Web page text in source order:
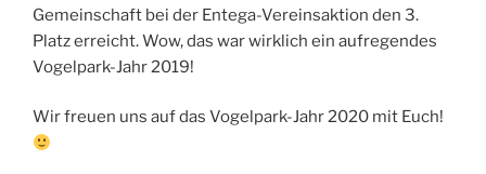
Gemeinschaft bei der Entega-Vereinsaktion den 3.
Platz erreicht. Wow, das war wirklich ein aufregendes
Vogelpark-Jahr 2019!
Wir freuen uns auf das Vogelpark-Jahr 2020 mit Euch!